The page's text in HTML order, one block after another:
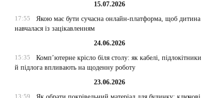
15.07.2026
17:55
Якою має бути сучасна онлайн-платформа, щоб дитина
навчалася із зацікавленням
24.06.2026
15:35
Комп’ютерне крісло біля столу: як кабелі, підлокітники
й підлога впливають на щоденну роботу
23.06.2026
13:59